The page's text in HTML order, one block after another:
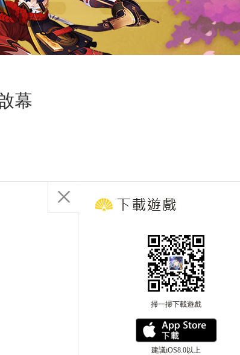
幕
掃一掃下載遊戲
建議iOS8.0以上